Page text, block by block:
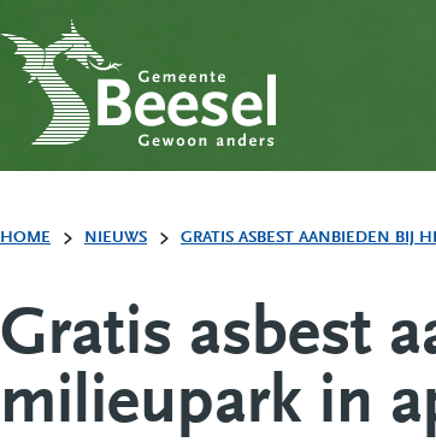
HOME NIEUWS GRATIS ASBEST AANBIEDEN BIJ
Gratis asbest
milieupark in